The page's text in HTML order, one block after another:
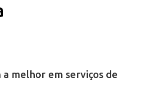
melhor em serviços de